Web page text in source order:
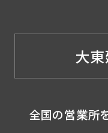
大
全国の営業所